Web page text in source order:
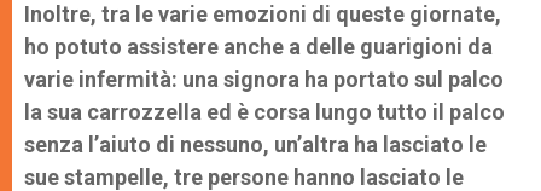
Inoltre, tra le varie emozioni di queste giornate,
ho potuto assistere anche a delle guarigioni da
varie infermità: una signora ha portato sul palco
la sua carrozzella ed è corsa lungo tutto il palco
senza l’aiuto di nessuno, un’altra ha lasciato le
sue stampelle, tre persone hanno lasciato le